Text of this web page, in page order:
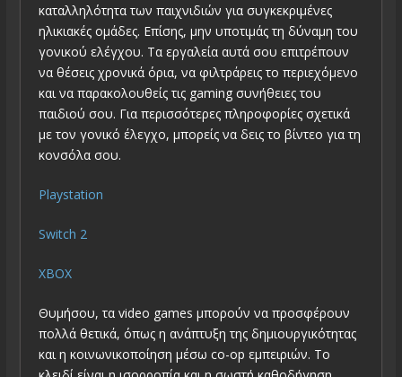
καταλληλότητα των παιχνιδιών για συγκεκριμένες
ηλικιακές ομάδες. Επίσης, μην υποτιμάς τη δύναμη του
γονικού ελέγχου. Τα εργαλεία αυτά σου επιτρέπουν
να θέσεις χρονικά όρια, να φιλτράρεις το περιεχόμενο
και να παρακολουθείς τις gaming συνήθειες του
παιδιού σου. Για περισσότερες πληροφορίες σχετικά
με τον γονικό έλεγχο, μπορείς να δεις το βίντεο για τη
κονσόλα σου.
Playstation
Switch 2
XBOX
Θυμήσου, τα video games μπορούν να προσφέρουν
πολλά θετικά, όπως η ανάπτυξη της δημιουργικότητας
και η κοινωνικοποίηση μέσω co-op εμπειριών. Το